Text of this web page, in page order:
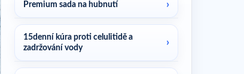
Premium sada na hubnutí
15denní kúra proti celulitidě a
zadržování vody